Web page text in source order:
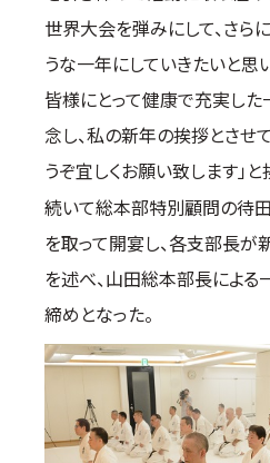
世界大会を弾みにして、さら
うな一年にしていきたいと思
皆様にとって健康で充実した
念し、私の新年の挨拶とさせ
うぞ宜しくお願い致します」と
続いて総本部特別顧問の待
を取って開宴し、各支部長
を述べ、山田総本部長によ
締めとなった。